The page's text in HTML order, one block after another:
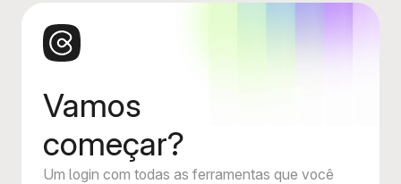
Vamos
começar?
Um login com todas as ferramentas que você